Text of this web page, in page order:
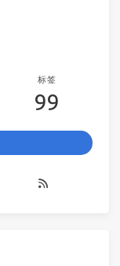
标签
99